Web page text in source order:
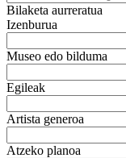
Bilaketa aurreratua
Izenburua
Museo edo bilduma
Egileak
Artista generoa
Atzeko planoa